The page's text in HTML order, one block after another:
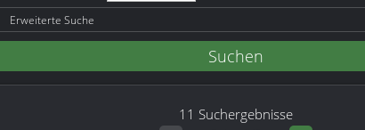
Erweiterte Suche
11 Suchergebnisse